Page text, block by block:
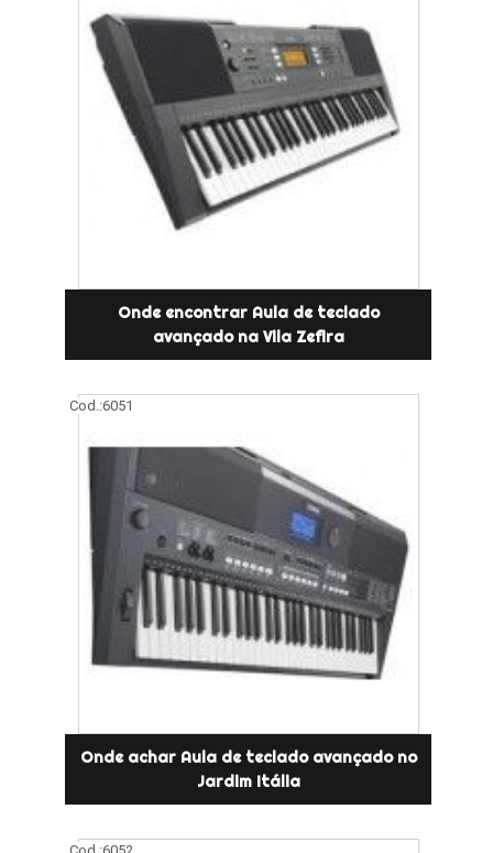
Onde encontrar Aula de teclado
avançado na Vila Zefira
Cod.:6051
Onde achar Aula de teclado avançado no
Jardim Itália